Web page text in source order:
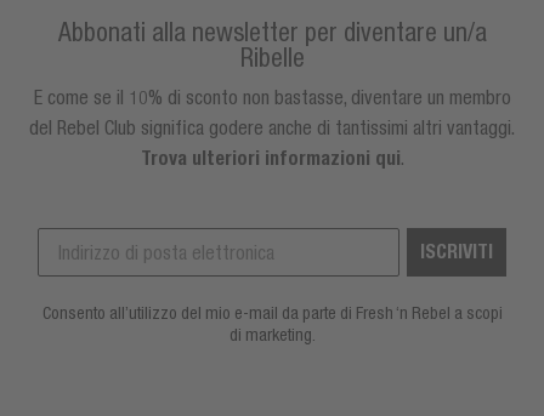
Abbonati alla newsletter per diventare un/a
Ribelle
E come se il 10% di sconto non bastasse, diventare un membro
del Rebel Club significa godere anche di tantissimi altri vantaggi.
Trova ulteriori informazioni qui.
ISCRIVITI
Consento all’utilizzo del mio e-mail da parte di Fresh ‘n Rebel a scopi
di marketing.